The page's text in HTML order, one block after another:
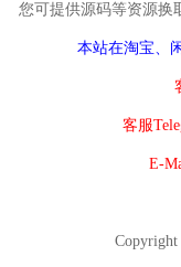
您可提供源码等资源换
本站在淘宝、
客服
E-
Copyright